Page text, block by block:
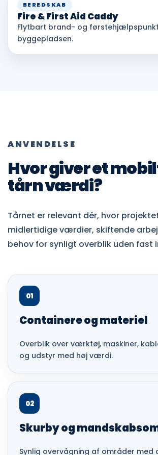
BEREDSKAB
Fire & First Aid Caddy
Flytbart brand- og
byggepladsen.
ANVENDELSE
Hvor giver et
tårn værdi?
Tårnet er relevant dér, hvor
midlertidige værdier, skiftende
behov for synligt overblik uden fast
01
Containere og materiel
Overblik over værktøj, maskiner,
og udstyr med høj værdi.
02
Skurby og
Synlig overvågning af områder med